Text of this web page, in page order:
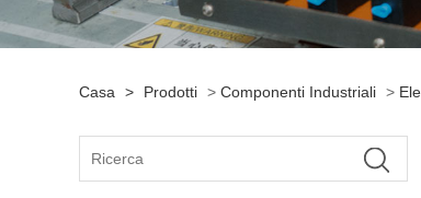
Casa > Prodotti > Componenti Industriali >